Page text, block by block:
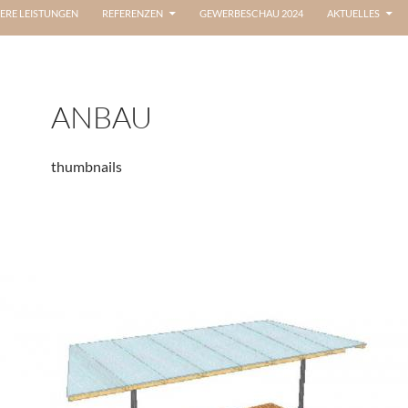
LEISTUNGEN REFERENZEN GEWERBESCHAU 2024 AKTUELLES
ANBAU
thumbnails